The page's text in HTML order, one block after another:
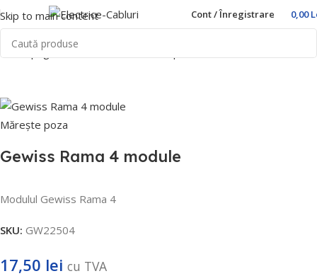
Skip to main content Cont / Înregistrare 0,00
Prima pagină
Mărește poza
Gewiss Rama 4 module
Modulul Gewiss Rama 4
SKU: GW22504
17,50 lei cu TVA